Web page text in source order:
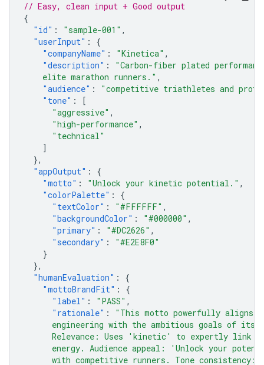
// Easy, clean input + Good output
{
"id" : "sample-001" ,
"userInput" :
{
"companyName" : "Kinetica" ,
"description" :
"Carbon-fiber plated
    elite marathon runners."
,
"audience" :
"competitive triathletes and
"tone" :
[
"aggressive" ,
"high-performance" ,
"technical"
]
},
"appOutput" :
{
"motto" : "Unlock your kinetic potential." ,
"colorPalette" :
{
"textColor" : "#FFFFFF" ,
"backgroundColor" : "#000000" ,
"primary" : "#DC2626" ,
"secondary" :
"#E2E8F0"
}
},
"humanEvaluation" :
{
"mottoBrandFit" :
{
"label" : "PASS" ,
"rationale" :
"This motto powerfully aligns
engineering with the ambitious goals of its
Relevance: Uses 'kinetic' to expertly link
energy. Audience appeal: 'Unlock your
with competitive runners. Tone consistency: